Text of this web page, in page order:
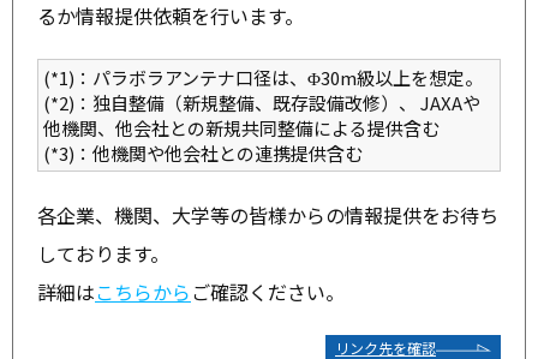
るか情報提供依頼を行います。
(*1)：パラボラアンテナ口径は、Φ30m級以上を想定。
(*2)：独自整備（新規整備、既存設備改修）、 JAXAや
他機関、他会社との新規共同整備による提供含む
(*3)：他機関や他会社との連携提供含む
各企業、機関、大学等の皆様からの情報提供をお待ち
しております。
詳細はこちらからご確認ください。
リンク先を確認